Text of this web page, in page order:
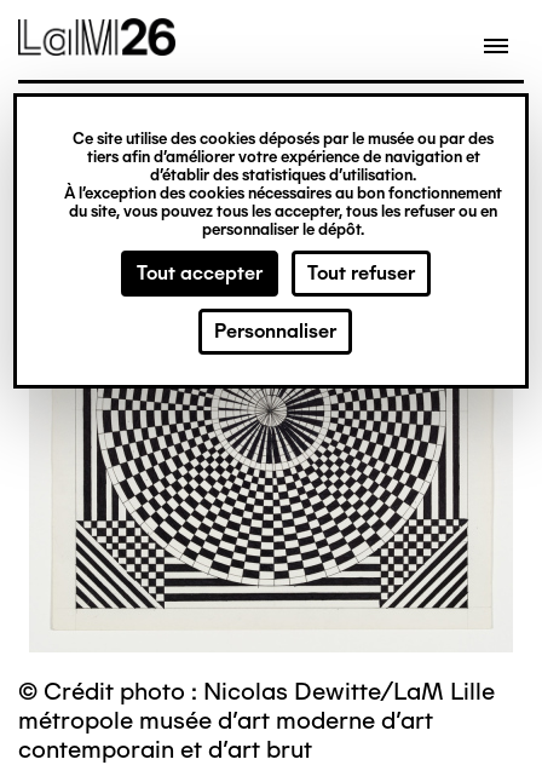
Gestion des cookies
Ce site utilise des cookies déposés par le musée ou par des
tiers afin d’améliorer votre expérience de navigation et
d’établir des statistiques d’utilisation.
À l’exception des cookies nécessaires au bon fonctionnement
du site, vous pouvez tous les accepter, tous les refuser ou en
personnaliser le dépôt.
Tout accepter Tout refuser
Personnaliser
contenu
© Crédit photo : Nicolas Dewitte/LaM Lille
métropole musée d’art moderne d’art
contemporain et d’art brut